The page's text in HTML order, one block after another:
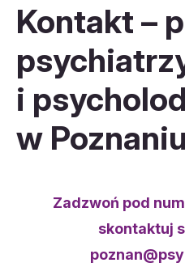
Kontakt –
i
w Poznaniu
Zadzwoń pod
skontaktuj